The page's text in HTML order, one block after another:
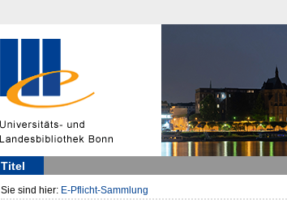
Titel
Sie sind hier: E-Pflicht-Sammlung